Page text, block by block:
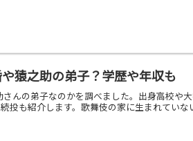
猿之助の弟子？学歴や年収も
んの弟子なのかを調べました。出身高校や
投も紹介します。歌舞伎の家に生まれていな